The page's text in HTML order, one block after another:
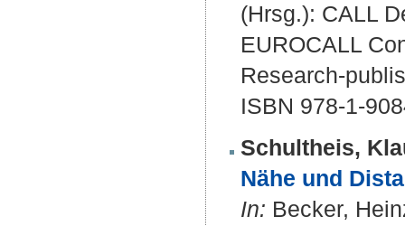
(Hrsg.): CALL
EUROCALL
Research-
ISBN 978-1-
Schultheis,
Nähe und
In: Becker,